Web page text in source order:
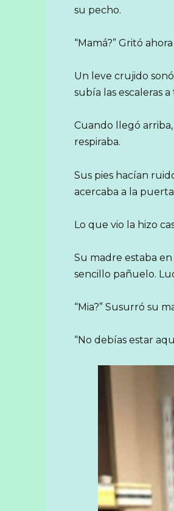
su pecho.
“Mamá?” Gritó
Un leve crujido
subía las escaleras a
Cuando llegó
respiraba.
Sus pies hacían
acercaba a la
Lo que vio la hizo
Su madre estaba
sencillo pañuelo.
“Mia?” Susurró su
“No debías estar